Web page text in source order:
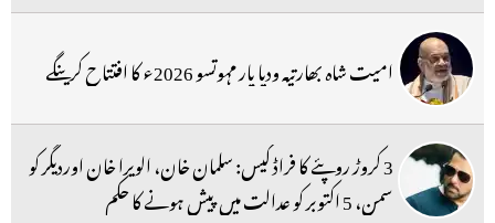
امیت شاہ بھارتیہ ودیا پار مہوتسو 2026ء کا افتتاح کرینگے
3 کروڑ روپئے کا فراڈ کیس: سلمان خان، الویرا خان اوردیگر کو
سمن، 5 اکتوبر کو عدالت میں پیش ہونے کا حکم